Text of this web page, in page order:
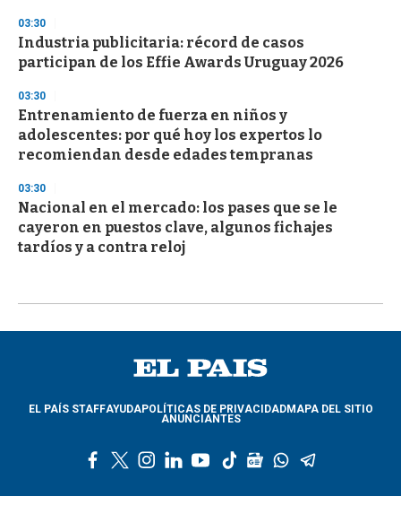
03:30
Industria publicitaria: récord de casos
participan de los Effie Awards Uruguay 2026
03:30
Entrenamiento de fuerza en niños y
adolescentes: por qué hoy los expertos lo
recomiendan desde edades tempranas
03:30
Nacional en el mercado: los pases que se le
cayeron en puestos clave, algunos fichajes
tardíos y a contra reloj
EL PAÍS STAFFAYUDAPOLÍTICAS DE PRIVACIDADMAPA DEL SITIO
ANUNCIANTES
c
i
s
l
n
y
u
t
k
g
o
w
a
l